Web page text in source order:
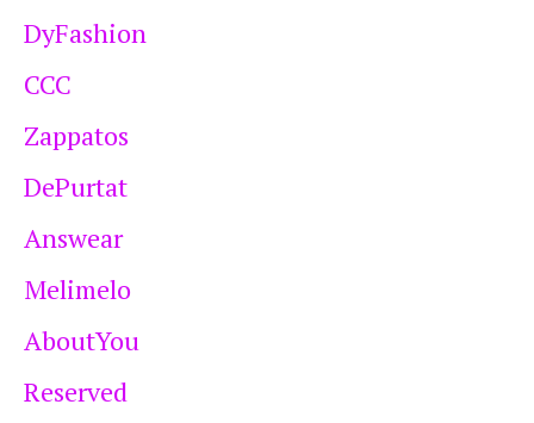
DyFashion
CCC
Zappatos
DePurtat
Answear
Melimelo
AboutYou
Reserved